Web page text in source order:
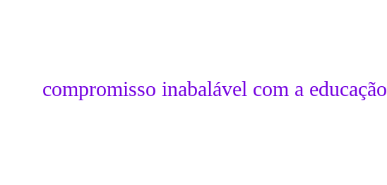
compromisso inabalável com a educação